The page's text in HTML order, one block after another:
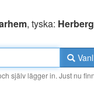
, tyska:
själv lägger in. Just nu